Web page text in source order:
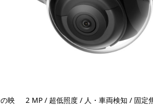
映
2 MP / 超低照度 / 人・車両検知 / 固定